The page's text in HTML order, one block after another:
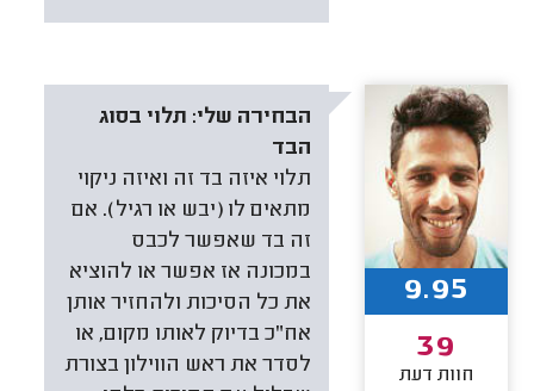
הבחירה שלי: תלוי בסוג
הבד
תלוי איזה בד זה ואיזה ניקוי
מתאים לו (יבש או רגיל). אם
זה בד שאפשר לכבס
במכונה אז אפשר או להוציא
את כל הסיכות ולהחזיר אותן
אח"כ בדיוק לאותו מקום, או
לסדר את ראש הווילון בצורת
9.95
39
חוות דעת